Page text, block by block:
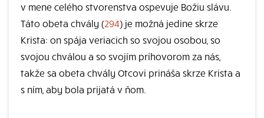
v mene celého stvorenstva ospevuje Božiu slávu.
Táto obeta chvály (294) je možná jedine skrze
Krista: on spája veriacich so svojou osobou, so
svojou chválou a so svojím príhovorom za nás,
takže sa obeta chvály Otcovi prináša skrze Krista a
s ním, aby bola prijatá v ňom.